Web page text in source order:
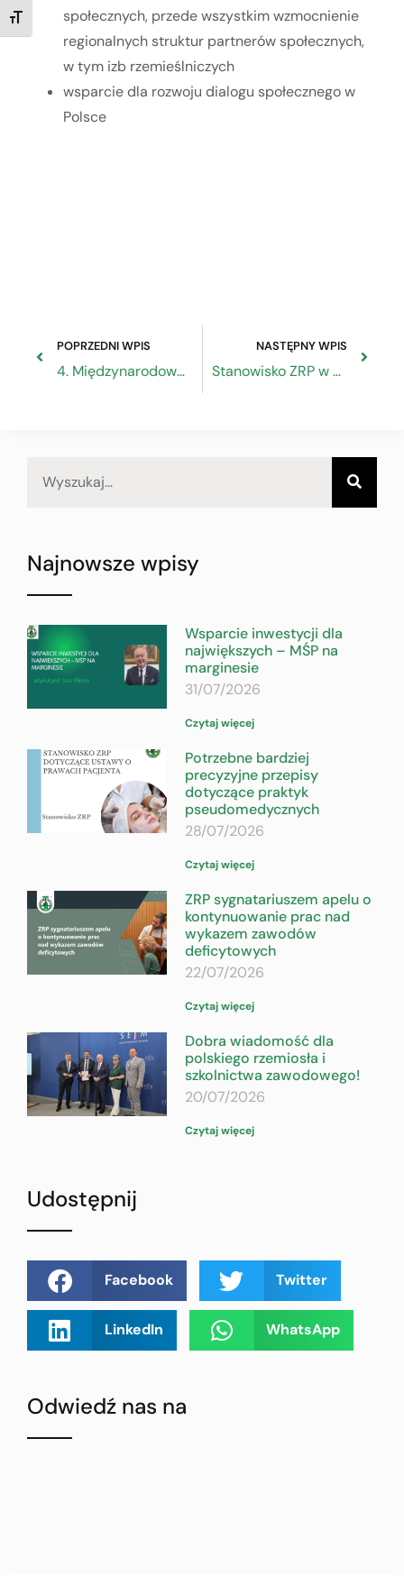
TOGGLE FONT SIZE
społecznych, przede wszystkim wzmocnienie
regionalnych struktur partnerów społecznych,
w tym izb rzemieślniczych
wsparcie dla rozwoju dialogu społecznego w
Polsce
POPRZEDNI WPIS
4. Międzynarodowa Konferencja Gospodarczo-Naukowa w Hamburgu
NASTĘPNY WPIS
Stanowisko ZRP w sprawie strategii dynamicznego przyspieszenia wzrostu poziomu minimalnego wynagrodzenia w latach 2020-2023
Najnowsze wpisy
Wsparcie inwestycji dla
największych – MŚP na
marginesie
31/07/2026
Czytaj więcej
Potrzebne bardziej
precyzyjne przepisy
dotyczące praktyk
pseudomedycznych
28/07/2026
Czytaj więcej
ZRP sygnatariuszem apelu o
kontynuowanie prac nad
wykazem zawodów
deficytowych
22/07/2026
Czytaj więcej
Dobra wiadomość dla
polskiego rzemiosła i
szkolnictwa zawodowego!
20/07/2026
Czytaj więcej
Udostępnij
Facebook Twitter
LinkedIn WhatsApp
Odwiedź nas na